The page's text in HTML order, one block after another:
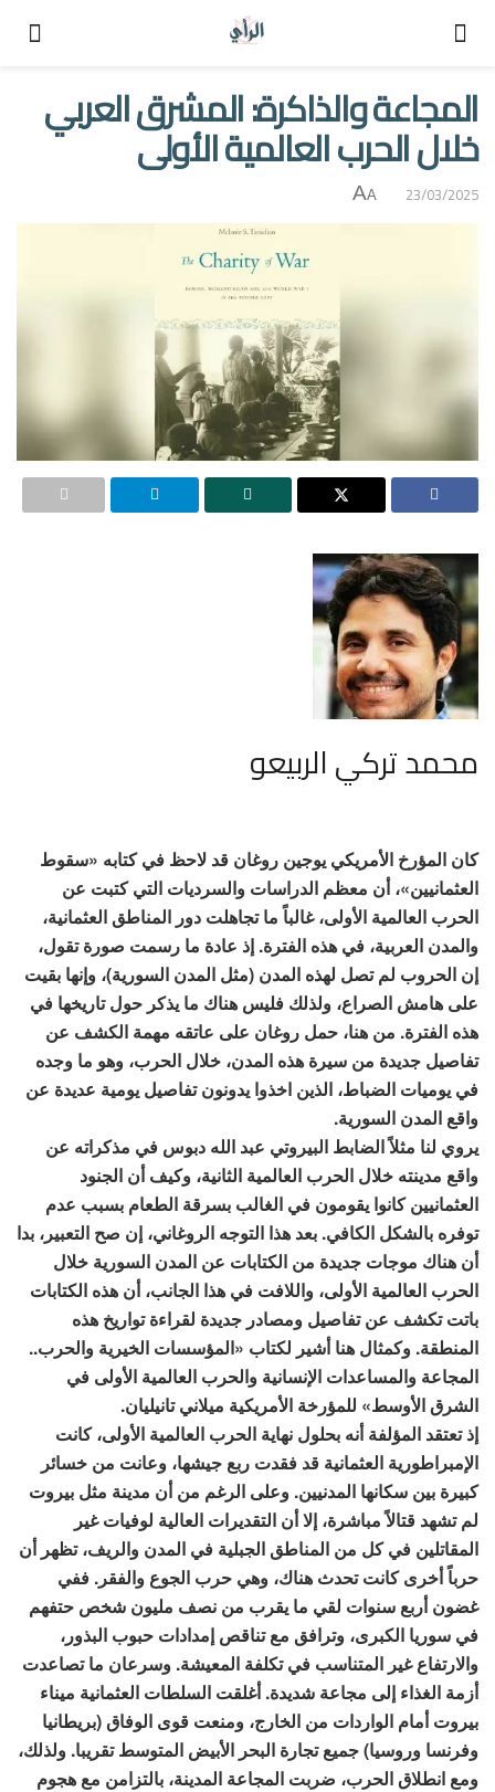
المجاعة والذاكرة: المشرق العربي
خلال الحرب العالمية الأولى
23/03/2025
A
A
محمد تركي الربيعو
كان المؤرخ الأمريكي يوجين روغان قد لاحظ في كتابه «سقوط
العثمانيين»، أن معظم الدراسات والسرديات التي كتبت عن
الحرب العالمية الأولى، غالباً ما تجاهلت دور المناطق العثمانية،
والمدن العربية، في هذه الفترة. إذ عادة ما رسمت صورة تقول،
إن الحروب لم تصل لهذه المدن (مثل المدن السورية)، وإنها بقيت
على هامش الصراع، ولذلك فليس هناك ما يذكر حول تاريخها في
هذه الفترة. من هنا، حمل روغان على عاتقه مهمة الكشف عن
تفاصيل جديدة من سيرة هذه المدن، خلال الحرب، وهو ما وجده
في يوميات الضباط، الذين اخذوا يدونون تفاصيل يومية عديدة عن
واقع المدن السورية.
يروي لنا مثلاً الضابط البيروتي عبد الله دبوس في مذكراته عن
واقع مدينته خلال الحرب العالمية الثانية، وكيف أن الجنود
العثمانيين كانوا يقومون في الغالب بسرقة الطعام بسبب عدم
توفره بالشكل الكافي. بعد هذا التوجه الروغاني، إن صح التعبير، بدا
أن هناك موجات جديدة من الكتابات عن المدن السورية خلال
الحرب العالمية الأولى، واللافت في هذا الجانب، أن هذه الكتابات
باتت تكشف عن تفاصيل ومصادر جديدة لقراءة تواريخ هذه
المنطقة. وكمثال هنا أشير لكتاب «المؤسسات الخيرية والحرب..
المجاعة والمساعدات الإنسانية والحرب العالمية الأولى في
الشرق الأوسط» للمؤرخة الأمريكية ميلاني تانيليان.
إذ تعتقد المؤلفة أنه بحلول نهاية الحرب العالمية الأولى، كانت
الإمبراطورية العثمانية قد فقدت ربع جيشها، وعانت من خسائر
كبيرة بين سكانها المدنيين. وعلى الرغم من أن مدينة مثل بيروت
لم تشهد قتالاً مباشرة، إلا أن التقديرات العالية لوفيات غير
المقاتلين في كل من المناطق الجبلية في المدن والريف، تظهر أن
حرباً أخرى كانت تحدث هناك، وهي حرب الجوع والفقر. ففي
غضون أربع سنوات لقي ما يقرب من نصف مليون شخص حتفهم
في سوريا الكبرى، وترافق مع تناقص إمدادات حبوب البذور،
والارتفاع غير المتناسب في تكلفة المعيشة. وسرعان ما تصاعدت
أزمة الغذاء إلى مجاعة شديدة. أغلقت السلطات العثمانية ميناء
بيروت أمام الواردات من الخارج، ومنعت قوى الوفاق (بريطانيا
وفرنسا وروسيا) جميع تجارة البحر الأبيض المتوسط تقريبا. ولذلك،
ومع انطلاق الحرب، ضربت المجاعة المدينة، بالتزامن مع هجوم